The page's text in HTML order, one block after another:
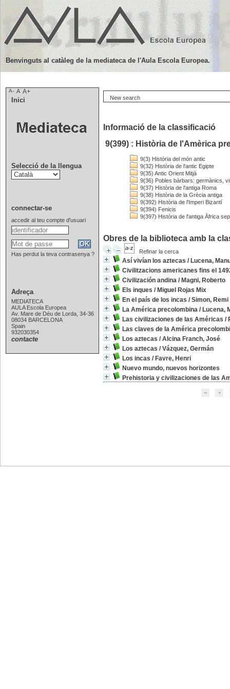
New search
Informació de la classificació
9(399) : Història de l'Amèrica
9(3) Història del món antic
9(32) Història de l'antic Egipte
9(35) Antic Orient Mitjà
9(36) Pobles bàrbars: germànics,
9(37) Història de l'antiga Roma
9(38) Història de la Grècia antiga
9(392) Història de l'Imperi Bizantí
9(394) Fenicis
9(397) Història de l'antiga Àfrica
Obres de la biblioteca amb la
Refinar la cerca
Así vivían los aztecas / Lucena,
Civilitzacions americanes fins el
Civilización andina / Magni, Roberto
Els inques / Miguel Rojas Mix
En el país de los incas /Simon, Remi
La América precolombina / Lucena,
Las civilizaciones de las Américas /
Las claves de la América
Los aztecas /Alcina Franch, José
Los aztecas /Vázquez, Germán
Los incas / Favre, Henri
Nuevo mundo, nuevos horizontes
Prehistoria y civilizaciones de las
Benvinguts al catàleg de la mediateca de l'Aula Escola Europea.
A- A A+
Inici
Selecció de la llengua
connectar-se
accedir al teu compte d'usuari
Has perdut la teva contrasenya ?
Adreça
MEDIATECA
AULA Escola Europea
Av. Mare de Déu de Lorda, 34-36
08034 BARCELONA
Spain
932030354
contacte